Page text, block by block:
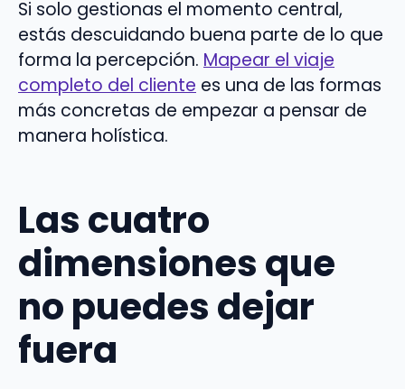
Si solo gestionas el momento central,
estás descuidando buena parte de lo que
forma la percepción. Mapear el viaje
completo del cliente es una de las formas
más concretas de empezar a pensar de
manera holística.
Las cuatro
dimensiones que
no puedes dejar
fuera